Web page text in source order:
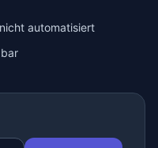
automatisiert